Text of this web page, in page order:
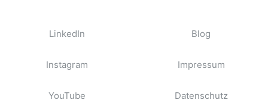
LinkedIn
Instagram
YouTube
Blog
Impressum
Datenschutz